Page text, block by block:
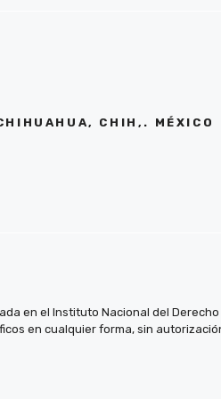
CHIH,. MÉXICO
en el Instituto Nacional del
en cualquier forma, sin